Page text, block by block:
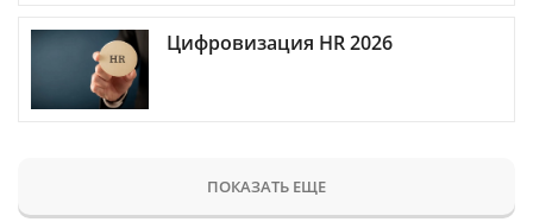
Цифровизация HR 2026
ПОКАЗАТЬ ЕЩЕ